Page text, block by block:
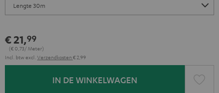
€ 21,99
(€ 0,73/ Meter)
Incl. btwexcl. Verzendkosten € 2,99
IN DE WINKELWAGEN